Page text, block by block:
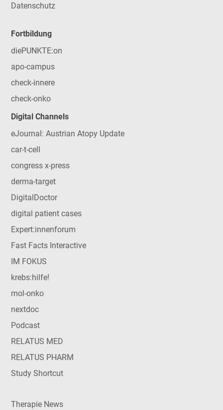
Datenschutz
Fortbildung
diePUNKTE:on
apo-campus
check-innere
check-onko
Digital Channels
eJournal: Austrian Atopy Update
car-t-cell
congress x-press
derma-target
DigitalDoctor
digital patient cases
Expert:innenforum
Fast Facts Interactive
IM FOKUS
krebs:hilfe!
mol-onko
nextdoc
Podcast
RELATUS MED
RELATUS PHARM
Study Shortcut
Therapie News